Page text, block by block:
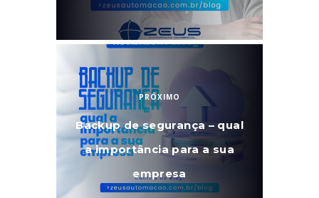
PRÓXIMO
Backup de segurança – qual
a importância para a sua
empresa